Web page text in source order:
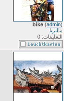
bike (admin)
ماليزيا
التعليقات: 0